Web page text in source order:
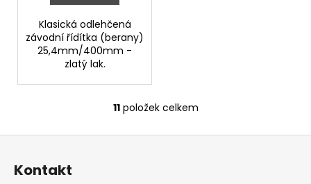
Klasická odlehčená
závodní řídítka (berany)
25,4mm/400mm -
zlatý lak.
O
v
11položek celkem
Kontakt